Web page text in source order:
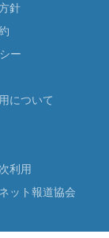
針
ー
について
利用
ット報道協会